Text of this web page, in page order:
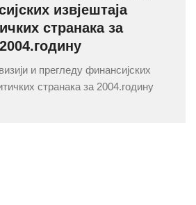
извјештаја
странака за
2004.годину
и прегледу финансијских
странака за 2004.годину